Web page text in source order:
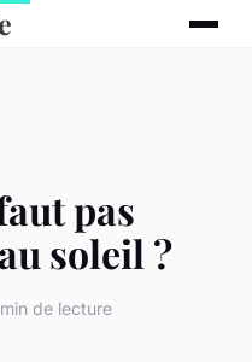
pas
soleil ?
de lecture